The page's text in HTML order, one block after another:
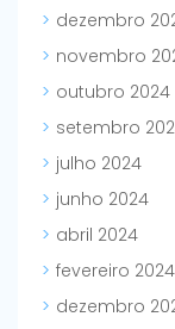
dezembro
novembro
outubro 2024
setembro
julho 2024
junho 2024
abril 2024
fevereiro 2024
dezembro